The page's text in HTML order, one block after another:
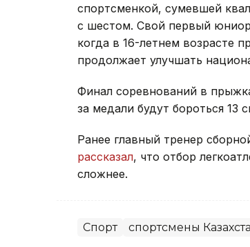
спортсменкой, сумевшей
с шестом. Свой первый
когда в 16-летнем возрасте
продолжает улучшать
Финал соревнований в
за медали будут бороться 13
Ранее главный тренер
рассказал, что отбор
сложнее.
Спорт спортсмены